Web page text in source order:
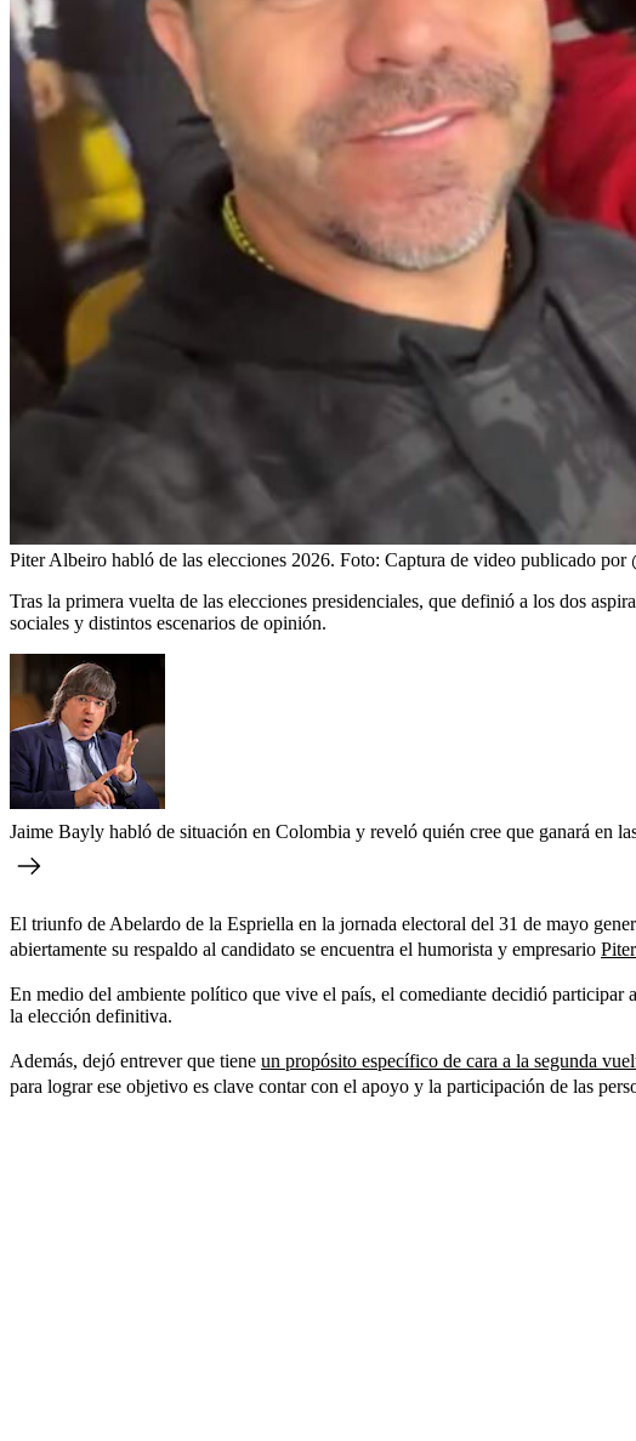
Piter Albeiro habló de las elecciones 2026. Foto: Captura de video publicado
Tras la primera vuelta de las elecciones presidenciales, que definió a los dos
sociales y distintos escenarios de opinión.
Jaime Bayly habló de situación en Colombia y reveló quién cree que ganará en
El triunfo de Abelardo de la Espriella en la jornada electoral del 31 de mayo
abiertamente su respaldo al candidato se encuentra el humorista y empresario
En medio del ambiente político que vive el país, el comediante decidió
la elección definitiva.
Además, dejó entrever que tiene un propósito específico de cara a la segunda
para lograr ese objetivo es clave contar con el apoyo y la participación de las